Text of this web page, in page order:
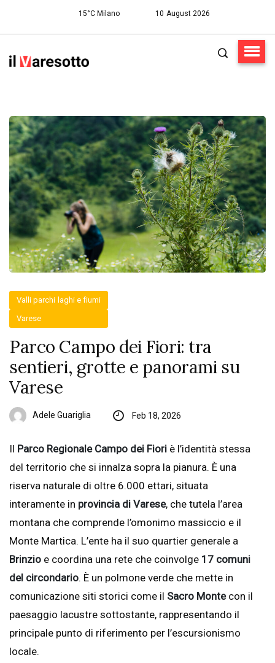
15°C Milano 10 August 2026
Valli parchi laghi e fiumi
Varese
Parco Campo dei Fiori: tra
sentieri, grotte e panorami su
Varese
Adele Guariglia Feb 18, 2026
Il Parco Regionale Campo dei Fiori è l’identità stessa
del territorio che si innalza sopra la pianura. È una
riserva naturale di oltre 6.000 ettari, situata
interamente in provincia di Varese, che tutela l’area
montana che comprende l’omonimo massiccio e il
Monte Martica. L’ente ha il suo quartier generale a
Brinzio e coordina una rete che coinvolge 17 comuni
del circondario. È un polmone verde che mette in
comunicazione siti storici come il Sacro Montecon il
paesaggio lacustre sottostante, rappresentando il
principale punto di riferimento per l’escursionismo
locale.